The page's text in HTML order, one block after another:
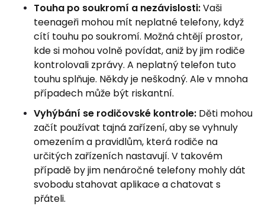
Touha po soukromí a nezávislosti:Vaši
teenageři mohou mít neplatné telefony, když
cítí touhu po soukromí. Možná chtějí prostor,
kde si mohou volně povídat, aniž by jim rodiče
kontrolovali zprávy. A neplatný telefon tuto
touhu splňuje. Někdy je neškodný. Ale v mnoha
případech může být riskantní.
Vyhýbání se rodičovské kontrole: Děti mohou
začít používat tajná zařízení, aby se vyhnuly
omezením a pravidlům, která rodiče na
určitých zařízeních nastavují. V takovém
případě by jim nenáročné telefony mohly dát
svobodu stahovat aplikace a chatovat s
přáteli.